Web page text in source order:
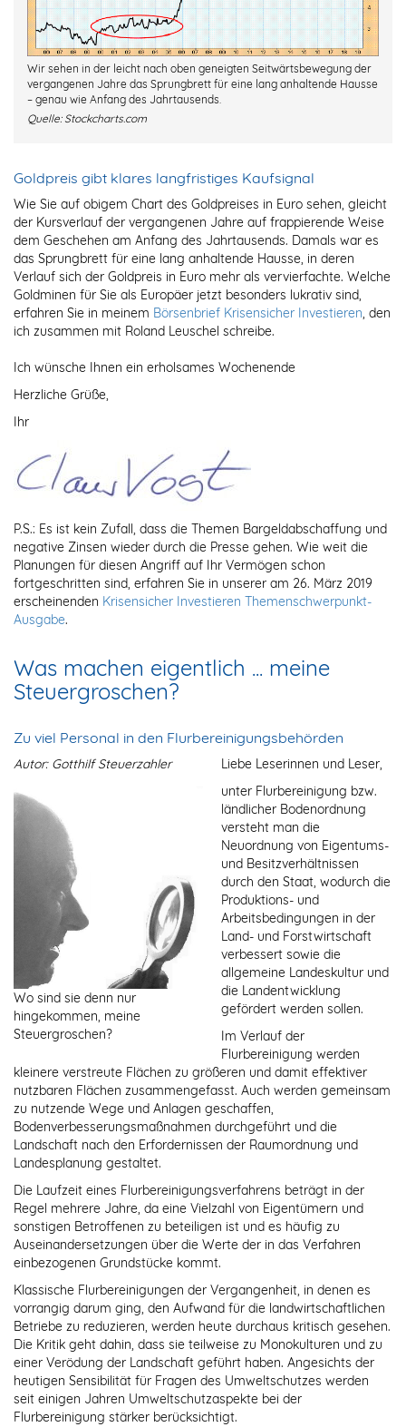
Wir sehen in der leicht nach oben geneigten Seitwärtsbewegung der
vergangenen Jahre das Sprungbrett für eine lang anhaltende Hausse
– genau wie Anfang des Jahrtausends.
Quelle: Stockcharts.com
Goldpreis gibt klares langfristiges Kaufsignal
Wie Sie auf obigem Chart des Goldpreises in Euro sehen, gleicht
der Kursverlauf der vergangenen Jahre auf frappierende Weise
dem Geschehen am Anfang des Jahrtausends. Damals war es
das Sprungbrett für eine lang anhaltende Hausse, in deren
Verlauf sich der Goldpreis in Euro mehr als vervierfachte. Welche
Goldminen für Sie als Europäer jetzt besonders lukrativ sind,
erfahren Sie in meinem Börsenbrief Krisensicher Investieren, den
ich zusammen mit Roland Leuschel schreibe.
Ich wünsche Ihnen ein erholsames Wochenende
Herzliche Grüße,
Ihr
P.S.: Es ist kein Zufall, dass die Themen Bargeldabschaffung und
negative Zinsen wieder durch die Presse gehen. Wie weit die
Planungen für diesen Angriff auf Ihr Vermögen schon
fortgeschritten sind, erfahren Sie in unserer am 26. März 2019
erscheinenden Krisensicher Investieren Themenschwerpunkt-
Ausgabe.
Was machen eigentlich ... meine
Steuergroschen?
Zu viel Personal in den Flurbereinigungsbehörden
Wo sind sie denn nur
hingekommen, meine
Steuergroschen?
Autor: Gotthilf Steuerzahler
Liebe Leserinnen und Leser,
unter Flurbereinigung bzw.
ländlicher Bodenordnung
versteht man die
Neuordnung von Eigentums-
und Besitzverhältnissen
durch den Staat, wodurch die
Produktions- und
Arbeitsbedingungen in der
Land- und Forstwirtschaft
verbessert sowie die
allgemeine Landeskultur und
die Landentwicklung
gefördert werden sollen.
Im Verlauf der
Flurbereinigung werden
kleinere verstreute Flächen zu größeren und damit effektiver
nutzbaren Flächen zusammengefasst. Auch werden gemeinsam
zu nutzende Wege und Anlagen geschaffen,
Bodenverbesserungsmaßnahmen durchgeführt und die
Landschaft nach den Erfordernissen der Raumordnung und
Landesplanung gestaltet.
Die Laufzeit eines Flurbereinigungsverfahrens beträgt in der
Regel mehrere Jahre, da eine Vielzahl von Eigentümern und
sonstigen Betroffenen zu beteiligen ist und es häufig zu
Auseinandersetzungen über die Werte der in das Verfahren
einbezogenen Grundstücke kommt.
Klassische Flurbereinigungen der Vergangenheit, in denen es
vorrangig darum ging, den Aufwand für die landwirtschaftlichen
Betriebe zu reduzieren, werden heute durchaus kritisch gesehen.
Die Kritik geht dahin, dass sie teilweise zu Monokulturen und zu
einer Verödung der Landschaft geführt haben. Angesichts der
heutigen Sensibilität für Fragen des Umweltschutzes werden
seit einigen Jahren Umweltschutzaspekte bei der
Flurbereinigung stärker berücksichtigt.